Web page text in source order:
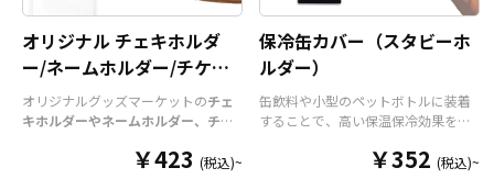
オリジナル チェキホルダ
ー/ネームホルダー/チケッ
トホルダー
オリジナルグッズマーケットのチェ
キホルダーやネームホルダー、チケ
ダーパーツを組み合わせた今まであ
￥423 (税込)~
保冷缶カバー（スタビーホ
ルダー）
缶飲料や小型のペットボトルに装着
することで、高い保温保冷効果を発
ダー）をOEM製作できます。使わな
￥352 (税込)~